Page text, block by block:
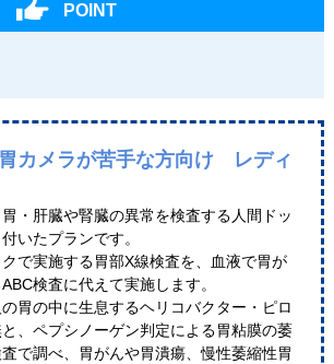
POINT
カメラが苦手な方向け レディ
・肝臓や腎臓の異常を検査する人間ドッ
いたプランです。
で実施する胃部X線検査を、血液で胃が
検査に代えて実施します。
胃の中に生息するヘリコバクター・ピロ
、ペプシノーゲン判定による胃粘膜の萎
で調べ、胃がんや胃潰瘍、慢性萎縮性胃